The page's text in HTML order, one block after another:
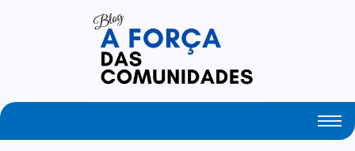
Your Daily Source of Fresh Articles